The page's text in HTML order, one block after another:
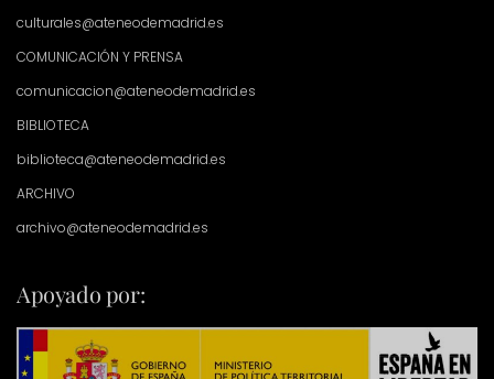
culturales@ateneodemadrid.es
COMUNICACIÓN Y PRENSA
comunicacion@ateneodemadrid.es
BIBLIOTECA
biblioteca@ateneodemadrid.es
ARCHIVO
archivo@ateneodemadrid.es
Apoyado por: